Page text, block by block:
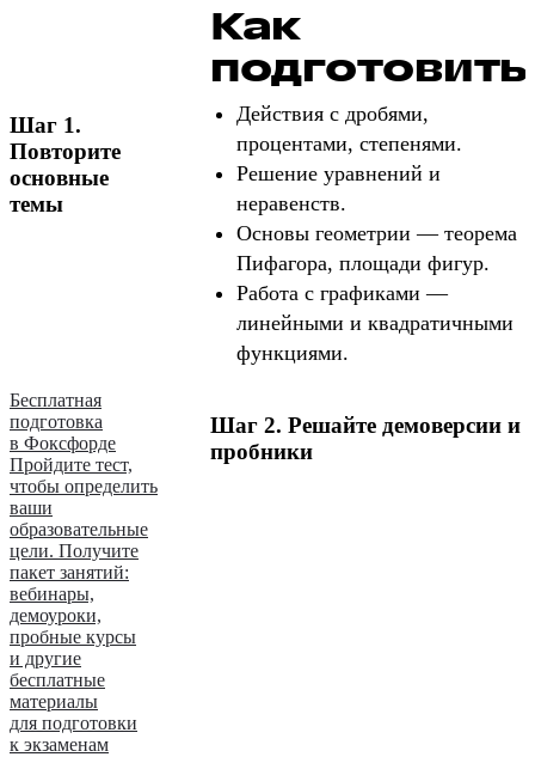
Как
Шаг 1.
Повторите
основные
темы
Действия с дробями,
процентами, степенями.
Решение уравнений и
неравенств.
Основы геометрии — теорема
Пифагора, площади фигур.
Работа с графиками —
линейными и квадратичными
функциями.
Бесплатная
подготовка
в Фоксфорде
Пройдите тест,
чтобы определить
ваши
образовательные
цели. Получите
пакет занятий:
вебинары,
демоуроки,
пробные курсы
и другие
бесплатные
материалы
для подготовки
к экзаменам
Шаг 2. Решайте демоверсии и
пробники